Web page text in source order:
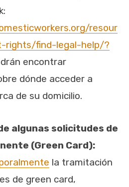
resour
rights/find-legal-help/?
encontrar
dónde acceder a
de su domicilio.
algunas solicitudes de
(Green Card):
la tramitación
de green card,